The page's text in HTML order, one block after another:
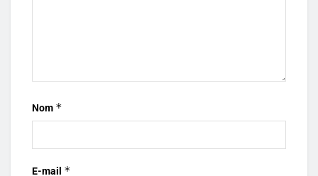
Nom *
E-mail *